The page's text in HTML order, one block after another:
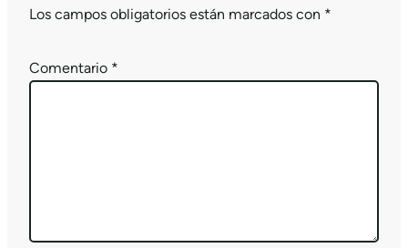
Los campos obligatorios están marcados con *
Comentario *